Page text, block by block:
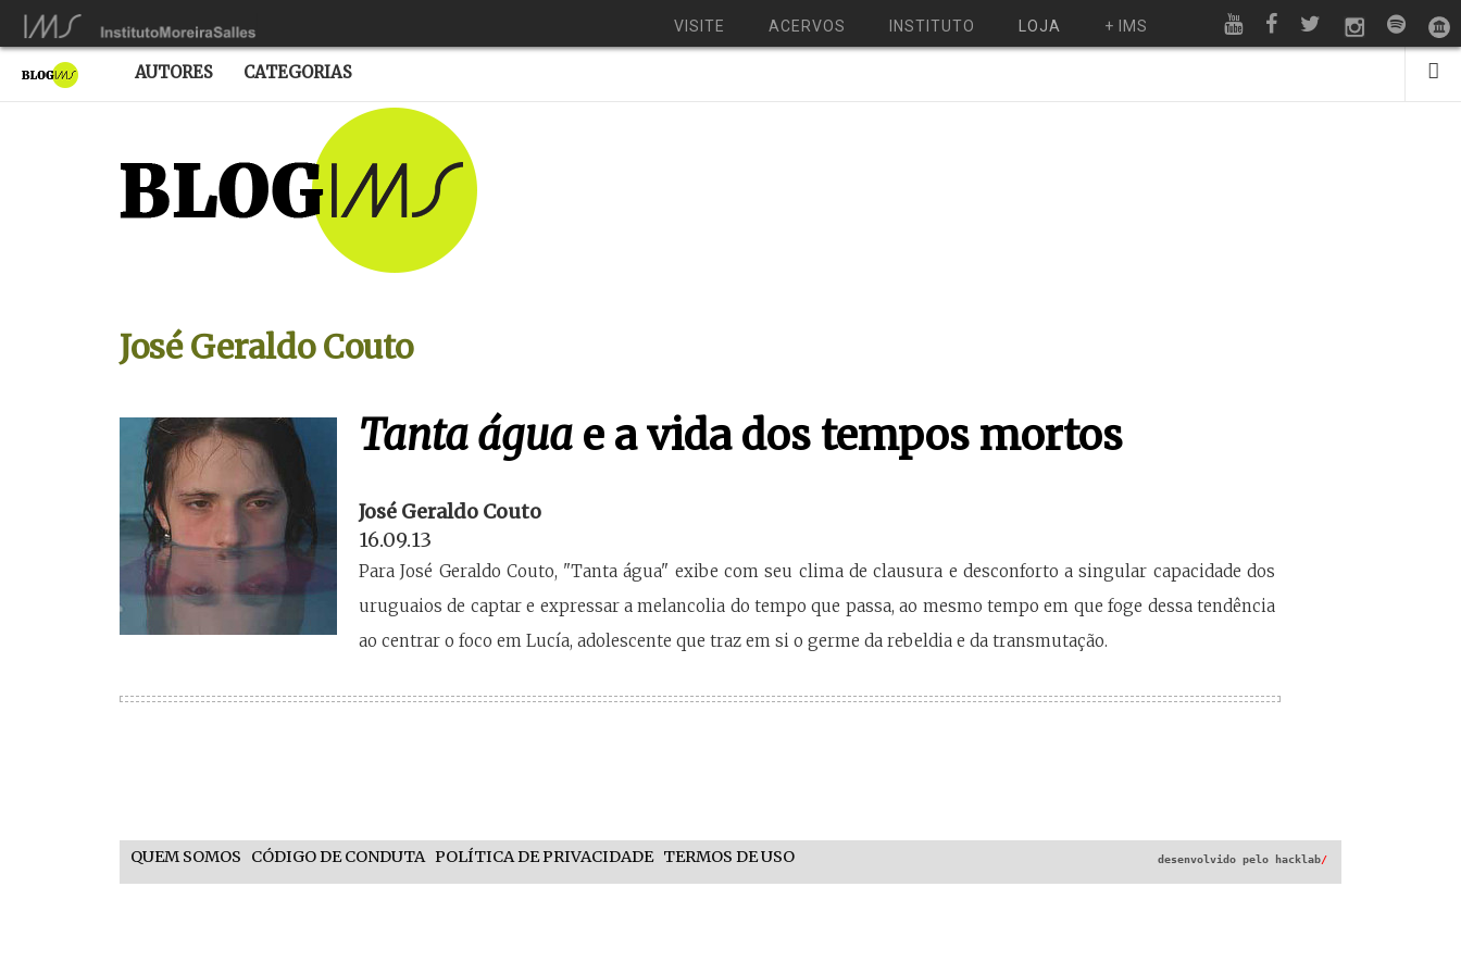
VISITE ACERVOS INSTITUTO LOJA + IMS
AUTORES CATEGORIAS
José Geraldo Couto
Tanta água e a vida dos tempos mortos
José Geraldo Couto
16.09.13
Para José Geraldo Couto, "Tanta água" exibe com seu clima de clausura e desconforto a singular capacidade dos
uruguaios de captar e expressar a melancolia do tempo que passa, ao mesmo tempo em que foge dessa tendência
ao centrar o foco em Lucía, adolescente que traz em si o germe da rebeldia e da transmutação.
QUEM SOMOS CÓDIGO DE CONDUTA POLÍTICA DE PRIVACIDADE TERMOS DE USO desenvolvido pelo hacklab/